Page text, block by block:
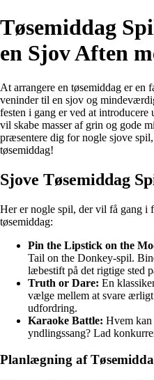
Tøsemiddag
en Sjov Aften
At arrangere en tøsemiddag er en
veninder til en sjov og
festen i gang er ved at
vil skabe masser af grin og gode
præsentere dig for nogle sjove
tøsemiddag!
Sjove Tøsemiddag
Her er nogle spil, der vil få gang i
tøsemiddag:
Pin the Lipstick on the
Tail on the Donkey-spil.
læbestift på det rigtige sted
Truth or Dare: En
vælge mellem at svare ærligt
udfordring.
Karaoke Battle: Hvem kan
yndlingssang? Lad
Planlægning af